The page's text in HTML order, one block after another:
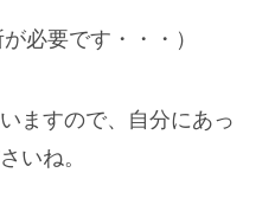
必要です・・・）
ますので、自分にあっ
いね。